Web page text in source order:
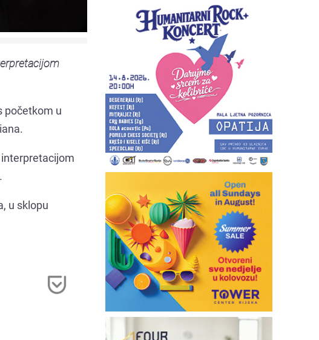
početkom u
u sklopu